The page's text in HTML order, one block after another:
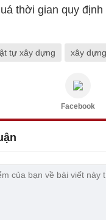
thời gian quy
tự xây dựng xây
Facebook